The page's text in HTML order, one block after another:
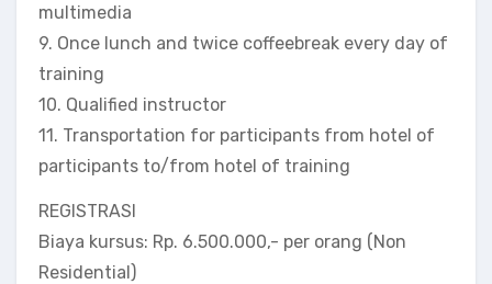
multimedia
9. Once lunch and twice coffeebreak every day of
training
10. Qualified instructor
11. Transportation for participants from hotel of
participants to/from hotel of training
REGISTRASI
Biaya kursus: Rp. 6.500.000,- per orang (Non
Residential)